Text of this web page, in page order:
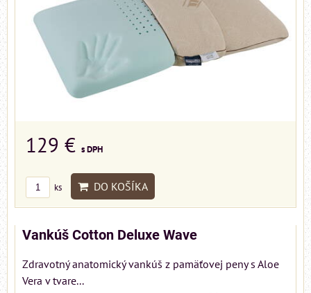
129 € s DPH
ks DO KOŠÍKA
Vankúš Cotton Deluxe Wave
Zdravotný anatomický vankúš z pamäťovej peny s Aloe
Vera v tvare...